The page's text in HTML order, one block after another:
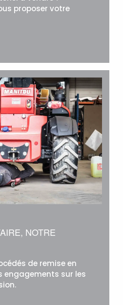
proposer votre
NOTRE
de remise en
engagements sur les